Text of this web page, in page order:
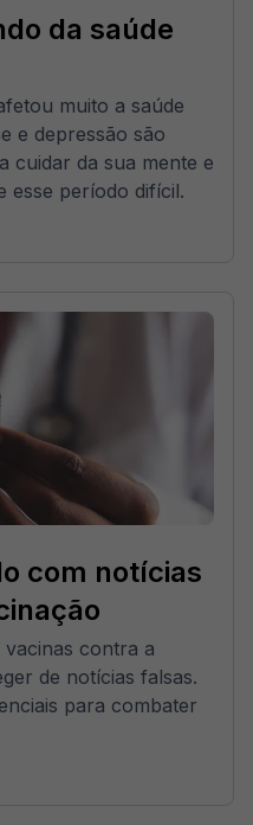
da saúde
muito a saúde
e depressão são
cuidar da sua mente e
esse período difícil.
com notícias
vacinas contra a
de notícias falsas.
para combater